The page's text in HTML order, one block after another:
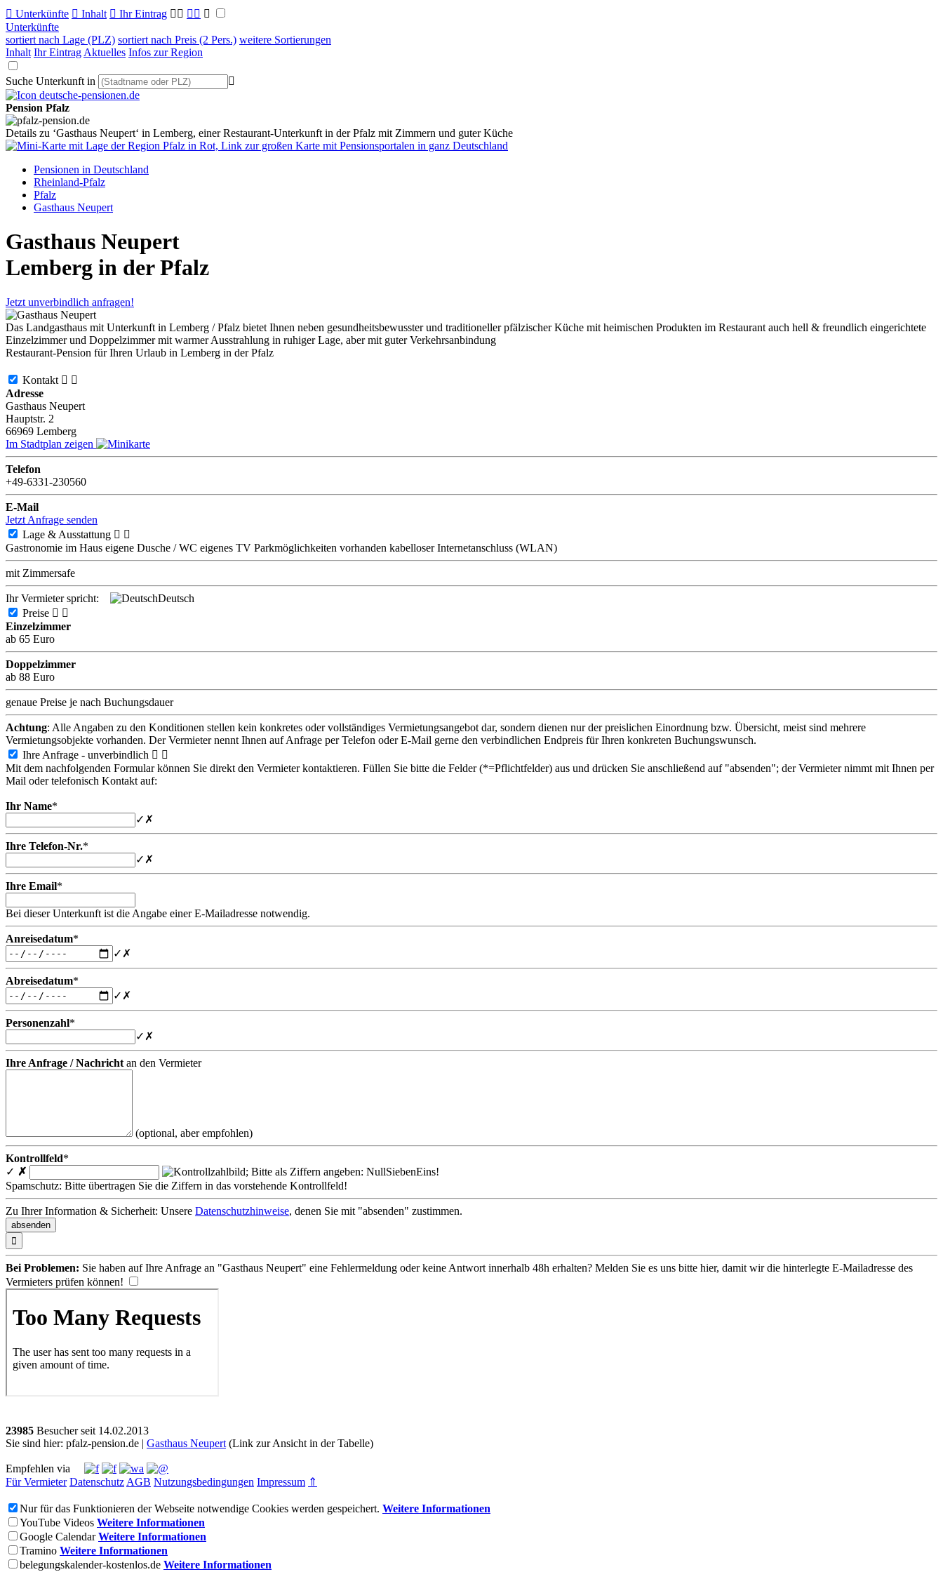
 Unterkünfte  Inhalt  Ihr Eintrag   
Unterkünfte
sortiert nach Lage (PLZ) sortiert nach Preis (2 Pers.) weitere Sortierungen
Inhalt Ihr Eintrag Aktuelles Infos zur Region
Suche Unterkunft in 
Pension Pfalz
Details zu ‘Gasthaus Neupert‘ in Lemberg, einer Restaurant-Unterkunft in der Pfalz mit Zimmern und guter Küche
Pensionen in Deutschland
Rheinland-Pfalz
Pfalz
Gasthaus Neupert
Gasthaus Neupert
Lemberg in der Pfalz
Jetzt unverbindlich anfragen!
Das Landgasthaus mit Unterkunft in Lemberg / Pfalz bietet Ihnen neben gesundheitsbewusster und traditioneller pfälzischer Küche mit heimischen Produkten im Restaurant auch hell & freundlich eingerichtete
Einzelzimmer und Doppelzimmer mit warmer Ausstrahlung in ruhiger Lage, aber mit guter Verkehrsanbindung
Restaurant-Pension für Ihren Urlaub in Lemberg in der Pfalz
Kontakt  
Adresse
Gasthaus Neupert
Hauptstr. 2
66969 Lemberg
Im Stadtplan zeigen
Telefon
+49-6331-230560
E-Mail
Jetzt Anfrage senden
Lage & Ausstattung  
Gastronomie im Haus eigene Dusche / WC eigenes TV Parkmöglichkeiten vorhanden kabelloser Internetanschluss (WLAN)
mit Zimmersafe
Ihr Vermieter spricht:
Deutsch
Preise  
Einzelzimmer
ab 65 Euro
Doppelzimmer
ab 88 Euro
genaue Preise je nach Buchungsdauer
Achtung: Alle Angaben zu den Konditionen stellen kein konkretes oder vollständiges Vermietungsangebot dar, sondern dienen nur der preislichen Einordnung bzw. Übersicht, meist sind mehrere
Vermietungsobjekte vorhanden. Der Vermieter nennt Ihnen auf Anfrage per Telefon oder E-Mail gerne den verbindlichen Endpreis für Ihren konkreten Buchungswunsch.
Ihre Anfrage - unverbindlich  
Mit dem nachfolgenden Formular können Sie direkt den Vermieter kontaktieren. Füllen Sie bitte die Felder (*=Pflichtfelder) aus und drücken Sie anschließend auf "absenden"; der Vermieter nimmt mit Ihnen per
Mail oder telefonisch Kontakt auf:
Ihr Name*
✓ ✗
Ihre Telefon-Nr.*
✓ ✗
Ihre Email*
Bei dieser Unterkunft ist die Angabe einer E-Mailadresse notwendig.
Anreisedatum*
✓ ✗
Abreisedatum*
✓ ✗
Personenzahl*
✓ ✗
Ihre Anfrage / Nachricht an den Vermieter
(optional, aber empfohlen)
Kontrollfeld*
✓ ✗
Spamschutz: Bitte übertragen Sie die Ziffern in das vorstehende Kontrollfeld!
Zu Ihrer Information & Sicherheit: Unsere Datenschutzhinweise, denen Sie mit "absenden" zustimmen.

Bei Problemen: Sie haben auf Ihre Anfrage an "Gasthaus Neupert" eine Fehlermeldung oder keine Antwort innerhalb 48h erhalten? Melden Sie es uns bitte hier, damit wir die hinterlegte E-Mailadresse des
Vermieters prüfen können!
23985 Besucher seit 14.02.2013
Sie sind hier: pfalz-pension.de | Gasthaus Neupert (Link zur Ansicht in der Tabelle)
Empfehlen via
Für Vermieter Datenschutz AGB Nutzungsbedingungen Impressum ⇑
Nur für das Funktionieren der Webseite notwendige Cookies werden gespeichert. Weitere Informationen
YouTube Videos Weitere Informationen
Google Calendar Weitere Informationen
Tramino Weitere Informationen
belegungskalender-kostenlos.de Weitere Informationen